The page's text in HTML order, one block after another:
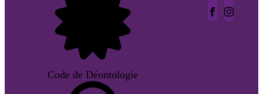
Code de Déontologie